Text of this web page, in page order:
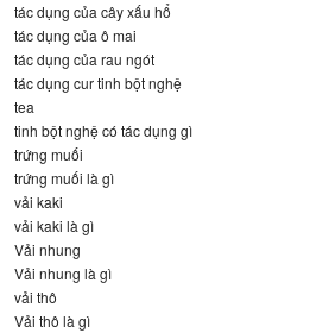
tác dụng của cây xấu hổ
tác dụng của ô mai
tác dụng của rau ngót
tác dụng cur tinh bột nghệ
tea
tinh bột nghệ có tác dụng gì
trứng muối
trứng muối là gì
vải kaki
vải kaki là gì
Vải nhung
Vải nhung là gì
vải thô
Vải thô là gì